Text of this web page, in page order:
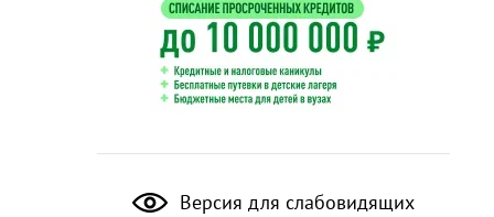
Версия для слабовидящих